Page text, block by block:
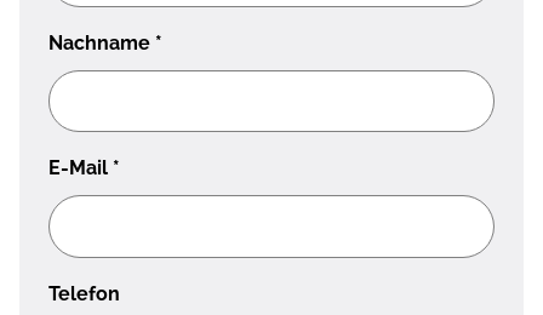
Nachname *
E-Mail *
Telefon